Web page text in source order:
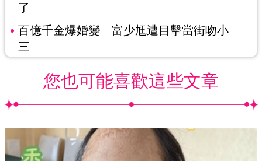
了
百億千金爆婚變 富少尪遭目擊當街吻小
三
您也可能喜歡這些文章